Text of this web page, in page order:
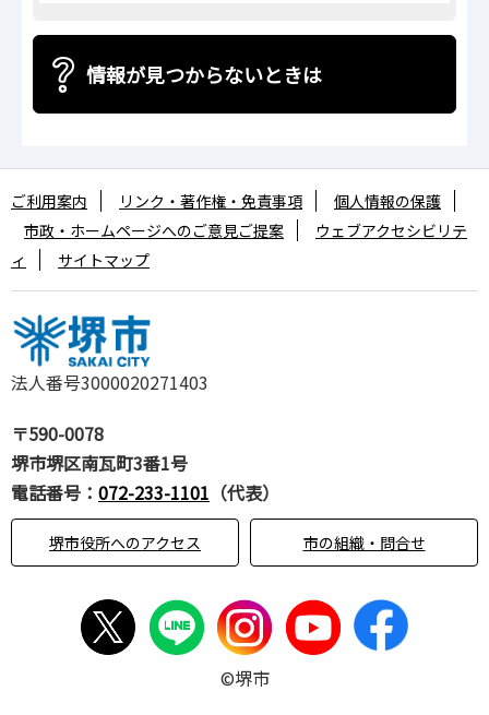
情報が見つからないときは
法人番号3000020271403
〒590-0078
堺市堺区南瓦町3番1号
電話番号： 072-233-1101 （代表）
堺市役所へのアクセス 市の組織・問合せ
ご利用案内 リンク・著作権・免責事項
個人情報の保護
市政・ホームページへのご意見ご提案
ウェブアクセシビリテ
ィ
サイトマップ
©堺市